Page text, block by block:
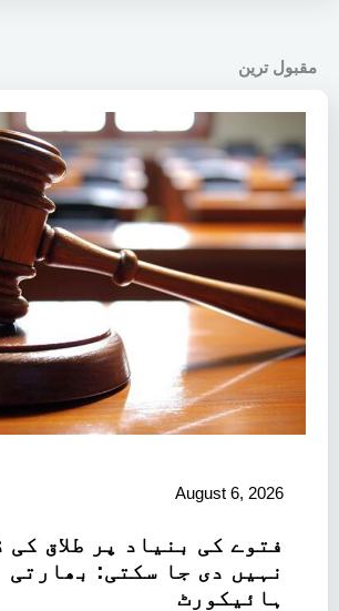
مقبول ترین
August 6, 2026
فتوے کی بنیاد پر طلاق کی
نہیں دی جا سکتی: بھارتی
ہائیکورٹ